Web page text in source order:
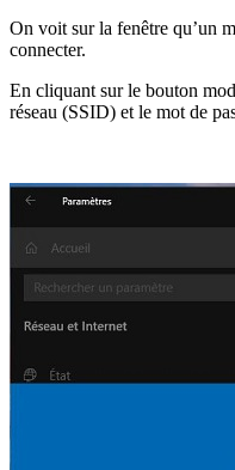
On voit sur la fenêtre qu’un
connecter.
En cliquant sur le bouton
réseau (SSID) et le mot de